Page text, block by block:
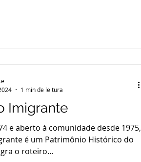
Imigrante
e aberto à comunidade desde 1975,
é um Patrimônio Histórico do
o roteiro...
1 min de leitura